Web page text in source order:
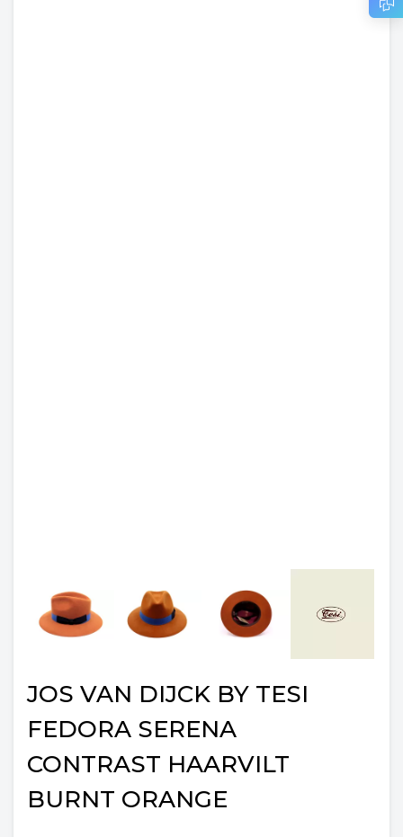
JOS VAN DIJCK BY TESI
FEDORA SERENA
CONTRAST HAARVILT
BURNT ORANGE